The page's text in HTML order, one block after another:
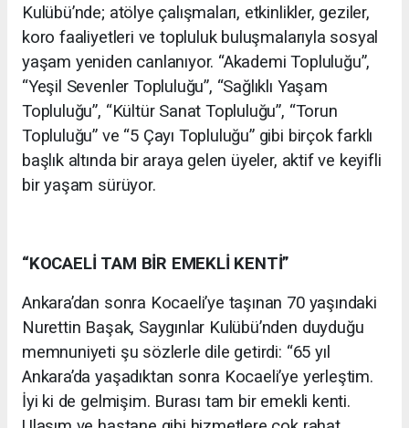
Kulübü’nde; atölye çalışmaları, etkinlikler, geziler,
koro faaliyetleri ve topluluk buluşmalarıyla sosyal
yaşam yeniden canlanıyor. “Akademi Topluluğu”,
“Yeşil Sevenler Topluluğu”, “Sağlıklı Yaşam
Topluluğu”, “Kültür Sanat Topluluğu”, “Torun
Topluluğu” ve “5 Çayı Topluluğu” gibi birçok farklı
başlık altında bir araya gelen üyeler, aktif ve keyifli
bir yaşam sürüyor.
“KOCAELİ TAM BİR EMEKLİ KENTİ”
Ankara’dan sonra Kocaeli’ye taşınan 70 yaşındaki
Nurettin Başak, Saygınlar Kulübü’nden duyduğu
memnuniyeti şu sözlerle dile getirdi: “65 yıl
Ankara’da yaşadıktan sonra Kocaeli’ye yerleştim.
İyi ki de gelmişim. Burası tam bir emekli kenti.